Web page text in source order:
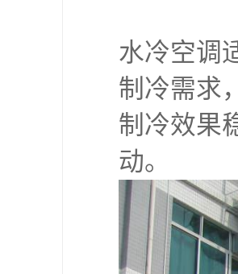
水冷空调
制冷需求
制冷效果
动。